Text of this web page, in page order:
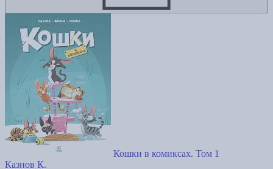
Кошки в комиксах. Том 1
Казнов К.